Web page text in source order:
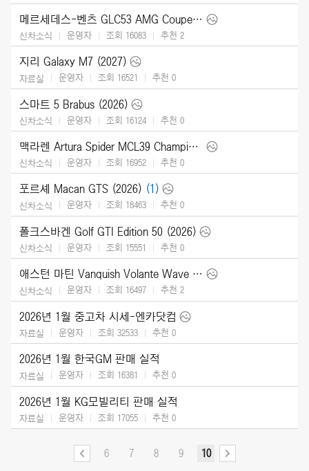
메르세데스-벤츠 GLC53 AMG Coupe (2027)
신차소식 운영자 조회 16083 추천 2
지리 Galaxy M7 (2027)
자료실 운영자 조회 16521 추천 0
스마트 5 Brabus (2026)
신차소식 운영자 조회 16124 추천 0
맥라렌 Artura Spider MCL39 Championship Edition (2026)
신차소식 운영자 조회 16952 추천 0
포르셰 Macan GTS (2026) (1)
신차소식 운영자 조회 18463 추천 0
폴크스바겐 Golf GTI Edition 50 (2026)
신차소식 운영자 조회 15551 추천 0
애스턴 마틴 Vanquish Volante Wave Edition (2026)
신차소식 운영자 조회 16497 추천 2
2026년 1월 중고차 시세-엔카닷컴
자료실 운영자 조회 32533 추천 0
2026년 1월 한국GM 판매 실적
자료실 운영자 조회 16381 추천 0
2026년 1월 KG모빌리티 판매 실적
자료실 운영자 조회 17055 추천 0
6 7 8 9 10